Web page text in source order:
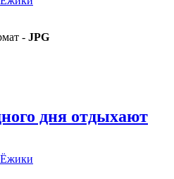
- JPG
дня отдыхают
Ёжики